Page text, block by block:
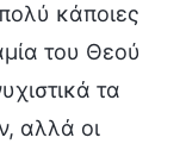
κάποιες
του Θεού
τα
αλλά οι